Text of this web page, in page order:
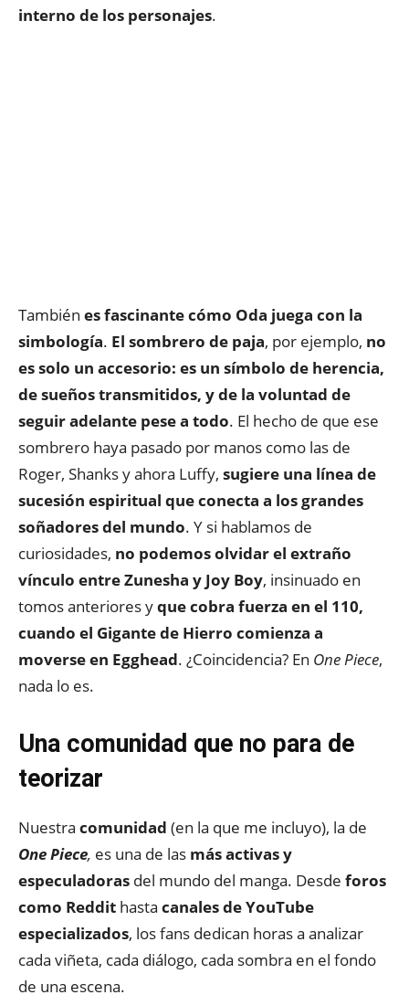
interno de los personajes.
También es fascinante cómo Oda juega con la
simbología. El sombrero de paja, por ejemplo, no
es solo un accesorio: es un símbolo de herencia,
de sueños transmitidos, y de la voluntad de
seguir adelante pese a todo. El hecho de que ese
sombrero haya pasado por manos como las de
Roger, Shanks y ahora Luffy, sugiere una línea de
sucesión espiritual que conecta a los grandes
soñadores del mundo. Y si hablamos de
curiosidades, no podemos olvidar el extraño
vínculo entre Zunesha y Joy Boy, insinuado en
tomos anteriores yque cobra fuerza en el 110,
cuando el Gigante de Hierro comienza a
moverse en Egghead. ¿Coincidencia? En One Piece,
nada lo es.
Una comunidad que no para de
teorizar
Nuestra comunidad (en la que me incluyo), la de
One Piece, es una de las más activasy
especuladoras del mundo del manga. Desde foros
como Reddit hasta canales de YouTube
especializados, los fans dedican horas a analizar
cada viñeta, cada diálogo, cada sombra en el fondo
de una escena.